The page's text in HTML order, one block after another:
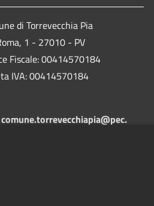
di Torrevecchia Pia
1 - 27010 - PV
Fiscale: 00414570184
IVA: 00414570184
comune.torrevecchiapia@pec.